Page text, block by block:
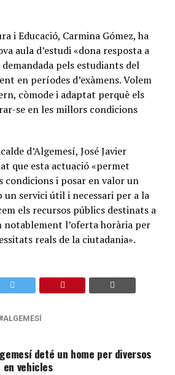
i Educació, Carmina Gómez, ha
aula d’estudi «dona resposta a
pels estudiants del
en períodes d’exàmens. Volem
còmode i adaptat perquè els
se en les millors condicions
d’Algemesí, José Javier
que esta actuació «permet
condicions i posar en valor un
un servici útil i necessari per a la
els recursos públics destinats a
notablement l’oferta horària per
reals de la ciutadania».
ALGEMESÍ
deté un home per diversos
vehicles